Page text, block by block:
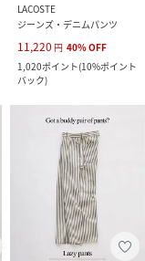
LACOSTE
ジーンズ・デニムパンツ
11,220 円 40%OFF
1,020ポイント(10%ポイント
バック)